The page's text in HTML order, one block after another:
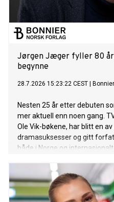
Jørgen Jæger fyller 80
begynne
28.7.2026 15:23:22 CEST
Nesten 25 år etter debuten
mer aktuell enn noen gang.
Ole Vik-bøkene, har blitt en
dramasuksesser og gitt
både i Norge og